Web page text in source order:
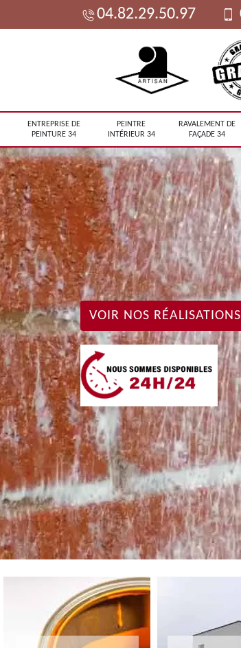
04.82.29.50.97
ENTREPRISE DE
PEINTURE 34
PEINTRE
INTÉRIEUR 34
RAVALEMENT DE
FAÇADE 34
VOIR NOS RÉALISATIONS